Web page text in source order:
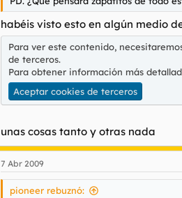
habéis visto esto en algún medio
Para ver este contenido,
de terceros.
Para obtener información más
Aceptar cookies de terceros
unas cosas tanto y otras nada
7 Abr 2009
pioneer rebuznó: